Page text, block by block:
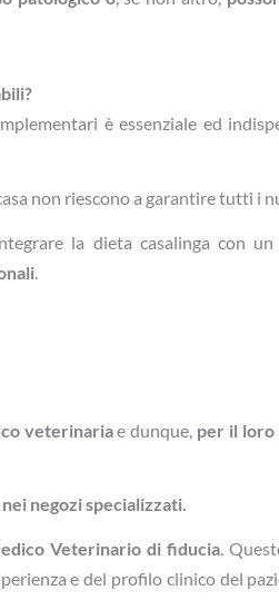
è essenziale ed
non riescono a garantire tutti i
la dieta casalinga con
.
veterinariae dunque, per il loro
negozi specializzati.
Veterinario di fiducia.
e del profilo clinico del